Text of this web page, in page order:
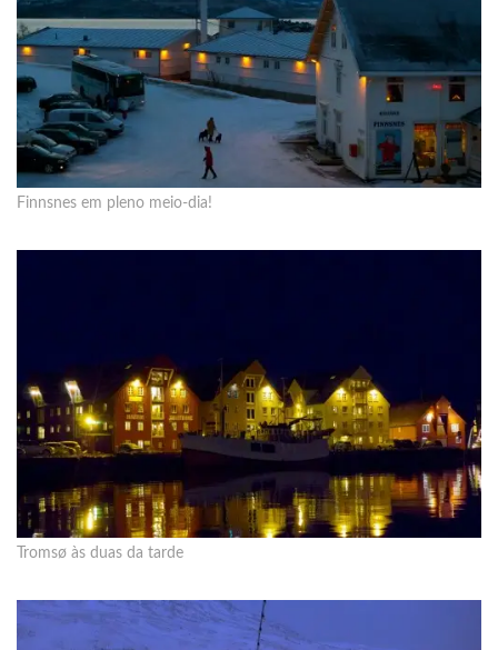
Finnsnes em pleno meio-dia!
Tromsø às duas da tarde